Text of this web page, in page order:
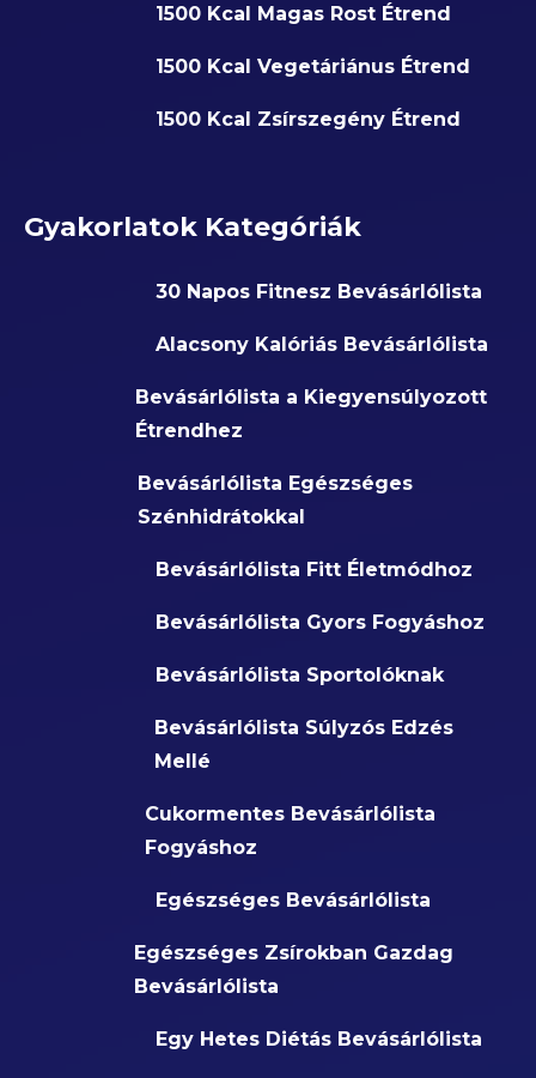
1500 Kcal Magas Rost Étrend
1500 Kcal Vegetáriánus Étrend
1500 Kcal Zsírszegény Étrend
Gyakorlatok Kategóriák
30 Napos Fitnesz Bevásárlólista
Alacsony Kalóriás Bevásárlólista
Bevásárlólista a Kiegyensúlyozott
Étrendhez
Bevásárlólista Egészséges
Szénhidrátokkal
Bevásárlólista Fitt Életmódhoz
Bevásárlólista Gyors Fogyáshoz
Bevásárlólista Sportolóknak
Bevásárlólista Súlyzós Edzés
Mellé
Cukormentes Bevásárlólista
Fogyáshoz
Egészséges Bevásárlólista
Egészséges Zsírokban Gazdag
Bevásárlólista
Egy Hetes Diétás Bevásárlólista